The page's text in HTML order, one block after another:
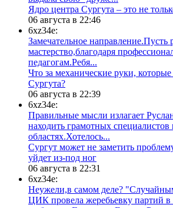
​Ядро центра Сургута ‒ это не
06 августа в 22:46
6xz34e:
Замечательное
мастерство,благодаря
педагогам.Ребя...
​Что за механические руки,
Сургута?
06 августа в 22:39
6xz34e:
Правильные мысли излагает
находить грамотных специалистов
областях.Хотелось...
Сургут может не заметить
уйдет из-под ног
06 августа в 22:31
6xz34e:
Неужели,в самом деле?
ЦИК провела жеребьевку партий в